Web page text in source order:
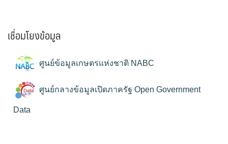
เชื่อมโยงข้อมูล
ศูนย์ข้อมูลเกษตรแห่งชาติ NABC
ศูนย์กลางข้อมูลเปิดภาครัฐ Open Government
Data